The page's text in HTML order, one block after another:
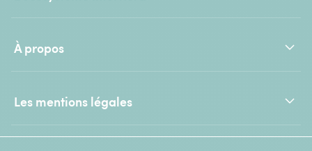
À propos
Les mentions légales